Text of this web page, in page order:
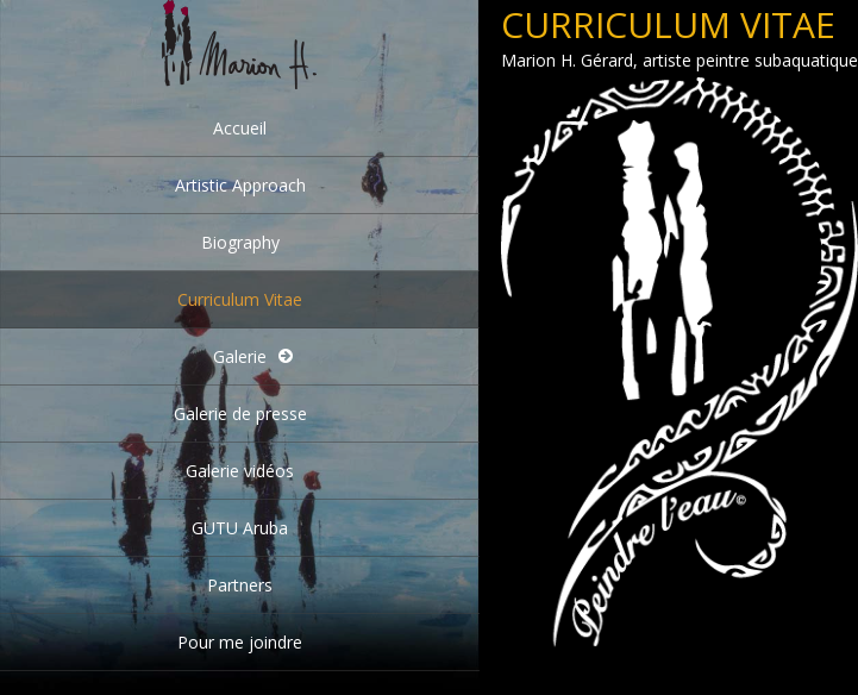
Accueil
Artistic Approach
Biography
Curriculum Vitae
Galerie
Galerie de presse
Galerie vidéos
GUTU Aruba
Partners
Pour me joindre
CURRICULUM VITAE
Marion H. Gérard, artiste peintre subaquatique